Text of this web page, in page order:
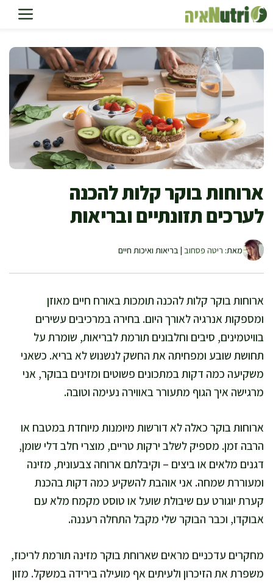
לדלג
לתוכן
ארוחות בוקר קלות להכנה
לערכים תזונתיים ובריאות
מאת: ריטה פסחוב | בריאות ואיכות חיים
ארוחות בוקר קלות להכנה תומכות באורח חיים מאוזן
ומספקות אנרגיה לאורך היום. בחירה במרכיבים עשירים
בוויטמינים, סיבים וחלבונים תורמת לבריאות, שומרת על
תחושת שובע ומפחיתה את החשק לנשנוש לא בריא. כשאני
משקיעה כמה דקות במתכונים פשוטים ומזינים בבוקר, אני
מרגישה איך הגוף מתעורר באווירה נעימה וטובה.
ארוחות בוקר כאלה לא דורשות מיומנות מיוחדת במטבח או
הרבה זמן. מספיק לשלב ירקות טריים, מוצרי חלב דלי שומן,
דגנים מלאים או ביצים – וקיבלתם ארוחה צבעונית, מזינה
ומעוררת שמחה. אני אוהבת להשקיע כמה דקות בהכנת
קערת יוגורט עם שיבולת שועל או טוסט מקמח מלא עם
אבוקדו, וכבר הבוקר שלי מקבל התחלה רעננה.
מחקרים עדכניים מראים שארוחת בוקר מזינה תורמת לריכוז,
משפרת את הזיכרון ולעיתים אף מועילה בירידה במשקל. מזון